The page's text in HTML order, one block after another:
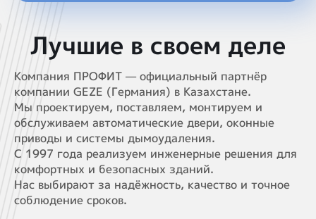
Лучшие в своем деле
Компания ПРОФИТ — официальный партнёр
компании GEZE (Германия) в Казахстане.
Мы проектируем, поставляем, монтируем и
обслуживаем автоматические двери, оконные
приводы и системы дымоудаления.
С 1997 года реализуем инженерные решения для
комфортных и безопасных зданий.
Нас выбирают за надёжность, качество и точное
соблюдение сроков.